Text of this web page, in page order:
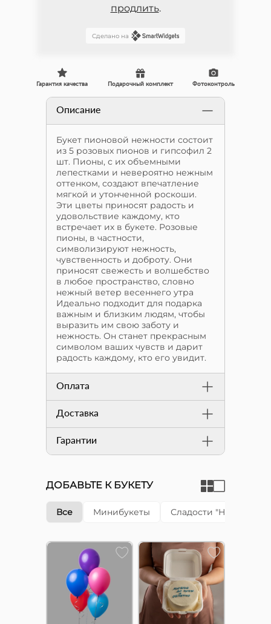
продлить.
Сделано на
Гарантия качества Фотоконтроль
Подарочный комплект
Описание
Букет пионовой нежности состоит
из 5 розовых пионов и гипсофил 2
шт. Пионы, с их объемными
лепестками и невероятно нежным
оттенком, создают впечатление
мягкой и утонченной роскоши.
Эти цветы приносят радость и
удовольствие каждому, кто
встречает их в букете. Розовые
пионы, в частности,
символизируют нежность,
чувственность и доброту. Они
приносят свежесть и волшебство
в любое пространство, словно
нежный ветер весеннего утра
Идеально подходит для подарка
важным и близким людям, чтобы
выразить им свою заботу и
нежность. Он станет прекрасным
символом ваших чувств и дарит
радость каждому, кто его увидит.
Оплата
Доставка
Гарантии
ДОБАВЬТЕ К БУКЕТУ
Все Минибукеты Сладости "Happy cake"